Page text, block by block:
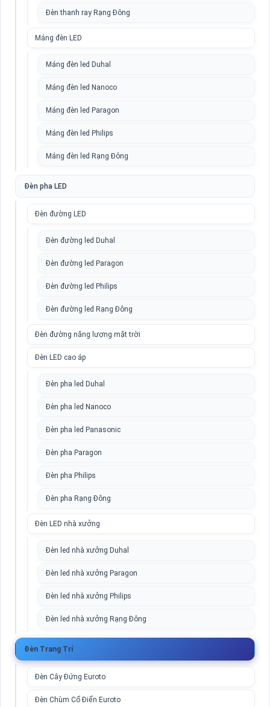
Đèn thanh ray Rạng Đông
Máng đèn LED
Máng đèn led Duhal
Máng đèn led Nanoco
Máng đèn led Paragon
Máng đèn led Philips
Máng đèn led Rạng Đông
Đèn pha LED
Đèn đường LED
Đèn đường led Duhal
Đèn đường led Paragon
Đèn đường led Philips
Đèn đường led Rạng Đông
Đèn đường năng lượng mặt trời
Đèn LED cao áp
Đèn pha led Duhal
Đèn pha led Nanoco
Đèn pha led Panasonic
Đèn pha Paragon
Đèn pha Philips
Đèn pha Rạng Đông
Đèn LED nhà xưởng
Đèn led nhà xưởng Duhal
Đèn led nhà xưởng Paragon
Đèn led nhà xưởng Philips
Đèn led nhà xưởng Rạng Đông
Đèn Trang Trí
Đèn Cây Đứng Euroto
Đèn Chùm Cổ Điển Euroto